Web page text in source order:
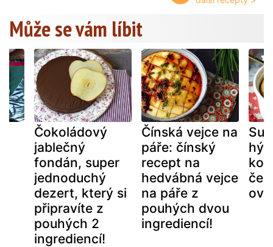
Může se vám líbit
Čokoládový
jablečný
fondán, super
jednoduchý
dezert, který si
připravíte z
pouhých 2
ingrediencí!
Čínská vejce na
páře: čínský
recept na
hedvábná vejce
na páře z
pouhých dvou
ingrediencí!
hý